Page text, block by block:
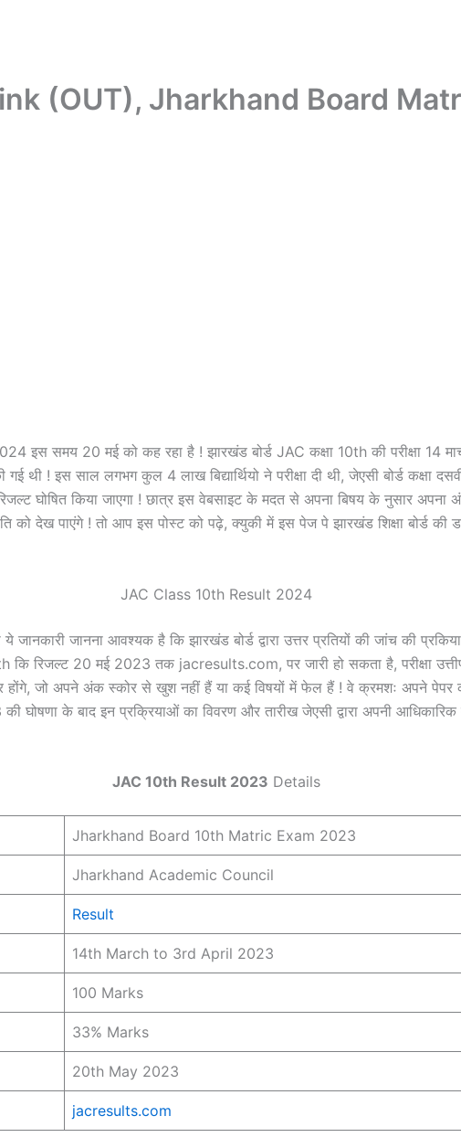
(OUT), Jharkhand Board
समय 20 मई को कह रहा है ! झारखंड बोर्ड JAC कक्षा 10th की परीक्षा
थी ! इस साल लगभग कुल 4 लाख बिद्यार्थियो ने परीक्षा दी थी, जेएसी बोर्ड कक्षा
घोषित किया जाएगा ! छात्र इस वेबसाइट के मदत से अपना बिषय के नुसार अपना
को देख पाएंगे ! तो आप इस पोस्ट को पढ़े, क्युकी में इस पेज पे झारखंड शिक्षा बोर्ड
JAC Class 10th Result 2024
ये जानकारी जानना आवश्यक है कि झारखंड बोर्ड द्वारा उत्तर प्रतियों की जांच की
कि रिजल्ट 20 मई 2023 तक jacresults.com, पर जारी हो सकता है, परीक्षा
जो अपने अंक स्कोर से खुश नहीं हैं या कई विषयों में फेल हैं ! वे क्रमशः अपने पेपर की
के बाद इन प्रक्रियाओं का विवरण और तारीख जेएसी द्वारा अपनी
JAC 10th Result 2023 Details
Jharkhand Board 10th Matric Exam 2023
Jharkhand Academic Council
Result
14th March to 3rd April 2023
100 Marks
33% Marks
20th May 2023
jacresults.com